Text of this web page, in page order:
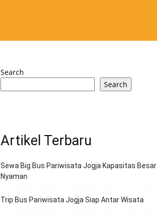
Search
Search
Artikel Terbaru
Sewa Big Bus Pariwisata Jogja Kapasitas Besar
Nyaman
Trip Bus Pariwisata Jogja Siap Antar Wisata